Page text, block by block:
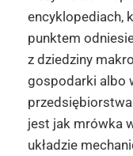
encyklopediach,
punktem
z dziedziny
gospodarki albo
jest jak mrówka
układzie